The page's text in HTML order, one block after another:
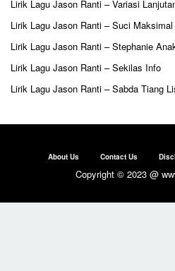
Lirik Lagu Jason Ranti – Variasi
Lirik Lagu Jason Ranti – Suci Maksimal
Lirik Lagu Jason Ranti – Stephanie
Lirik Lagu Jason Ranti – Sekilas Info
Lirik Lagu Jason Ranti – Sabda Tiang
About Us Contact Us
Copyright © 2023 @